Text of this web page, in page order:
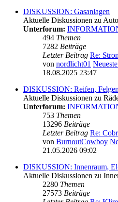
DISKUSSION: Gasanlagen
Aktuelle Diskussionen zu
Unterforum:
494 Themen
7282 Beiträge
Letzter Beitrag Re:
von nordlicht01
18.08.2025 23:47
DISKUSSION: Reifen,
Aktuelle Diskussionen zu
Unterforum:
753 Themen
13296 Beiträge
Letzter Beitrag Re:
von BurnoutCowboy
21.05.2026 09:02
DISKUSSION: Innenraum,
Aktuelle Diskussionen zu
2280 Themen
27573 Beiträge